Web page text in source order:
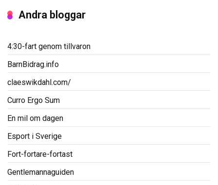
Andra bloggar
4:30-fart genom tillvaron
BarnBidrag.info
claeswikdahl.com/
Curro Ergo Sum
En mil om dagen
Esport i Sverige
Fort-fortare-fortast
Gentlemannaguiden